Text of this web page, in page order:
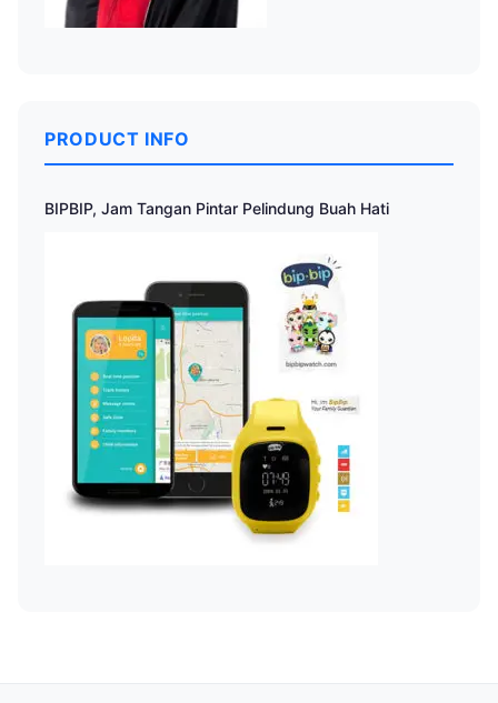
PRODUCT INFO
BIPBIP, Jam Tangan Pintar Pelindung Buah Hati